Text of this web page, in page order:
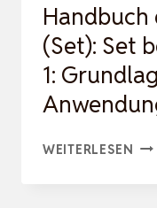
(Set): Set
1:
WEITERLESEN